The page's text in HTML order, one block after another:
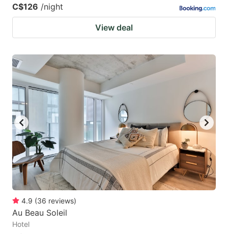
C$126 /night
View deal
4.9 (36 reviews)
Au Beau Soleil
Hotel